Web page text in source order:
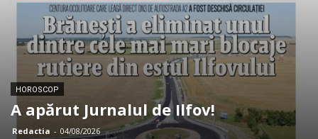
HOROSCOP
A apărut Jurnalul de Ilfov!
Redactia - 04/08/2026